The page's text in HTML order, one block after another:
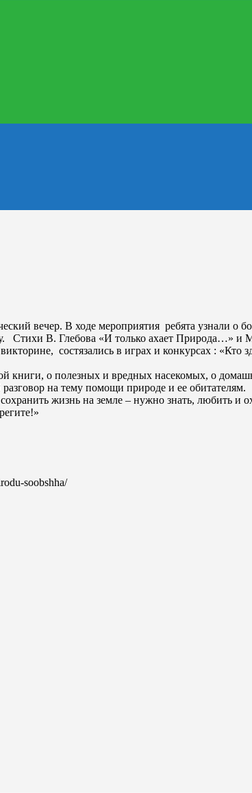
вечер. В ходе мероприятия ребята узнали о
Стихи В. Глебова «И только ахает
состязались в играх и конкурсах :
книги, о полезных и вредных насекомых, о
на тему помощи природе и ее обитателям.
жизнь на земле – нужно знать, любить и
soobshha/